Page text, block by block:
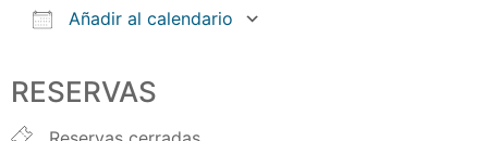
Añadir al calendario
RESERVAS